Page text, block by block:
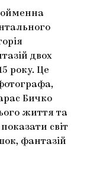
двох
року. Це
Бичко
життя та
світ
фантазій